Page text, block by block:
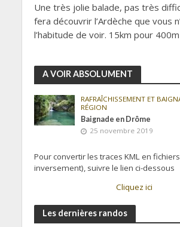
Une très jolie balade, pas très
fera découvrir l’Ardèche que vous
l’habitude de voir. 15km pour 400m
A VOIR ABSOLUMENT
RAFRAÎCHISSEMENT ET
RÉGION
Baignade en Drôme
25 novembre 2019
Pour convertir les traces KML en fichiers
inversement), suivre le lien ci-dessous
Cliquez ici
Les dernières randos